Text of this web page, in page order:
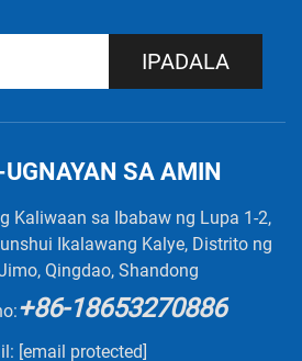
IPADALA
SA AMIN
Kaliwaan sa Ibabaw ng Lupa 1-2,
Ikalawang Kalye, Distrito ng
Qingdao, Shandong
+86-18653270886
[email protected]